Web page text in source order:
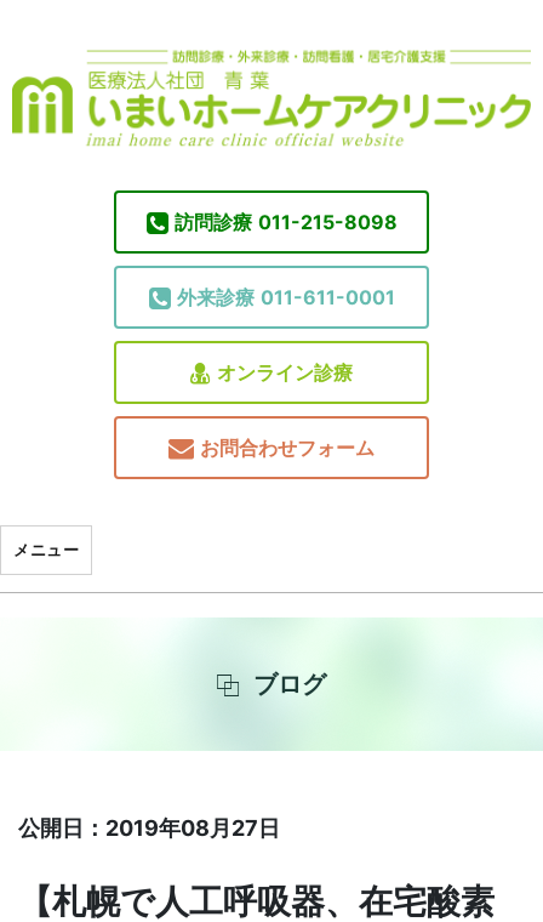
訪問診療 011-215-8098
外来診療 011-611-0001
オンライン診療
お問合わせフォーム
メニュー
ブログ
公開日：2019年08月27日
【札幌で人工呼吸器、在宅酸素